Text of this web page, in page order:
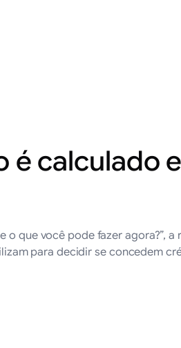
calculado
que você pode fazer agora?”,
para decidir se concedem